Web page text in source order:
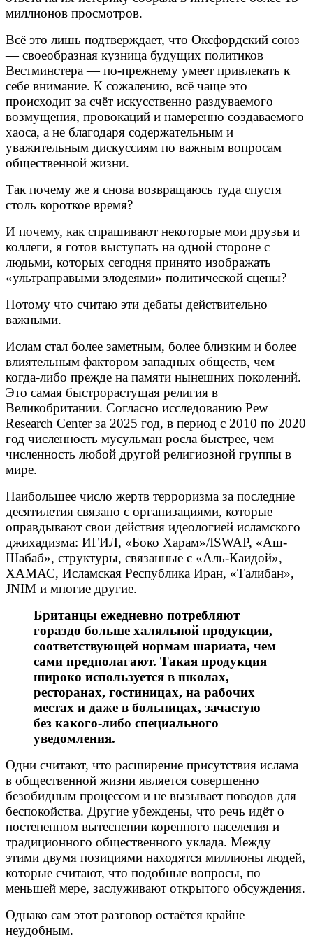
миллионов просмотров.
Всё это лишь подтверждает, что Оксфордский союз
— своеобразная кузница будущих политиков
Вестминстера — по-прежнему умеет привлекать к
себе внимание. К сожалению, всё чаще это
происходит за счёт искусственно раздуваемого
возмущения, провокаций и намеренно создаваемого
хаоса, а не благодаря содержательным и
уважительным дискуссиям по важным вопросам
общественной жизни.
Так почему же я снова возвращаюсь туда спустя
столь короткое время?
И почему, как спрашивают некоторые мои друзья и
коллеги, я готов выступать на одной стороне с
людьми, которых сегодня принято изображать
«ультраправыми злодеями» политической сцены?
Потому что считаю эти дебаты действительно
важными.
Ислам стал более заметным, более близким и более
влиятельным фактором западных обществ, чем
когда-либо прежде на памяти нынешних поколений.
Это самая быстрорастущая религия в
Великобритании. Согласно исследованию Pew
Research Center за 2025 год, в период с 2010 по 2020
год численность мусульман росла быстрее, чем
численность любой другой религиозной группы в
мире.
Наибольшее число жертв терроризма за последние
десятилетия связано с организациями, которые
оправдывают свои действия идеологией исламского
джихадизма: ИГИЛ, «Боко Харам»/ISWAP, «Аш-
Шабаб», структуры, связанные с «Аль-Каидой»,
ХАМАС, Исламская Республика Иран, «Талибан»,
JNIM и многие другие.
Британцы ежедневно потребляют
гораздо больше халяльной продукции,
соответствующей нормам шариата, чем
сами предполагают. Такая продукция
широко используется в школах,
ресторанах, гостиницах, на рабочих
местах и даже в больницах, зачастую
без какого-либо специального
уведомления.
Одни считают, что расширение присутствия ислама
в общественной жизни является совершенно
безобидным процессом и не вызывает поводов для
беспокойства. Другие убеждены, что речь идёт о
постепенном вытеснении коренного населения и
традиционного общественного уклада. Между
этими двумя позициями находятся миллионы людей,
которые считают, что подобные вопросы, по
меньшей мере, заслуживают открытого обсуждения.
Однако сам этот разговор остаётся крайне
неудобным.